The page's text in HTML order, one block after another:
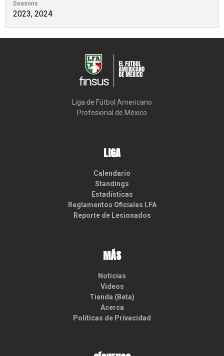
Seasons
2023, 2024
Liga de Fútbol Americano
Profesional de México
LIGA
Calendario
Standings
Estadísticas
Reglamentos Oficiales LFA
Reporte de Lesionados
MÁS
Noticias
Videos
Tienda (Beta)
Acerca
Políticas de Privacidad